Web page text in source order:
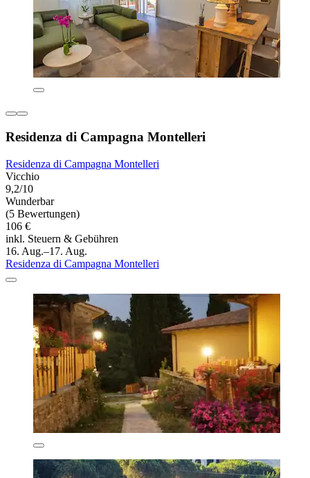
Residenza di Campagna Montelleri
Residenza di Campagna Montelleri
Vicchio
9,2/10
Wunderbar
(5 Bewertungen)
106 €
inkl. Steuern & Gebühren
16. Aug.–17. Aug.
Residenza di Campagna Montelleri